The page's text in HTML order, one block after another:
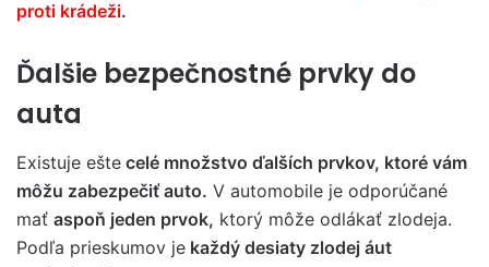
proti krádeži.
Ďalšie bezpečnostné prvky do
auta
Existuje ešte celé množstvo ďalších prvkov, ktoré vám
môžu zabezpečiť auto. V automobile je odporúčané
mať aspoň jeden prvok, ktorý môže odlákať zlodeja.
Podľa prieskumov je každý desiaty zlodej áut